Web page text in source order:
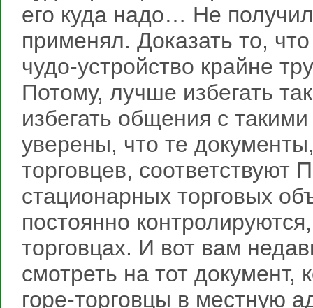
его куда надо… Не получил
применял. Доказать то,
чудо-устройство крайне
Потому, лучше избегать
избегать общения с
уверены, что те
торговцев, соответствуют
стационарных торговых
постоянно
торговцах. И вот вам
смотреть на тот документ,
горе-торговцы в местную